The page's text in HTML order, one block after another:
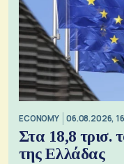
ECONOMY 06.08.2026,
Στα 18,8
της Ελλάδας